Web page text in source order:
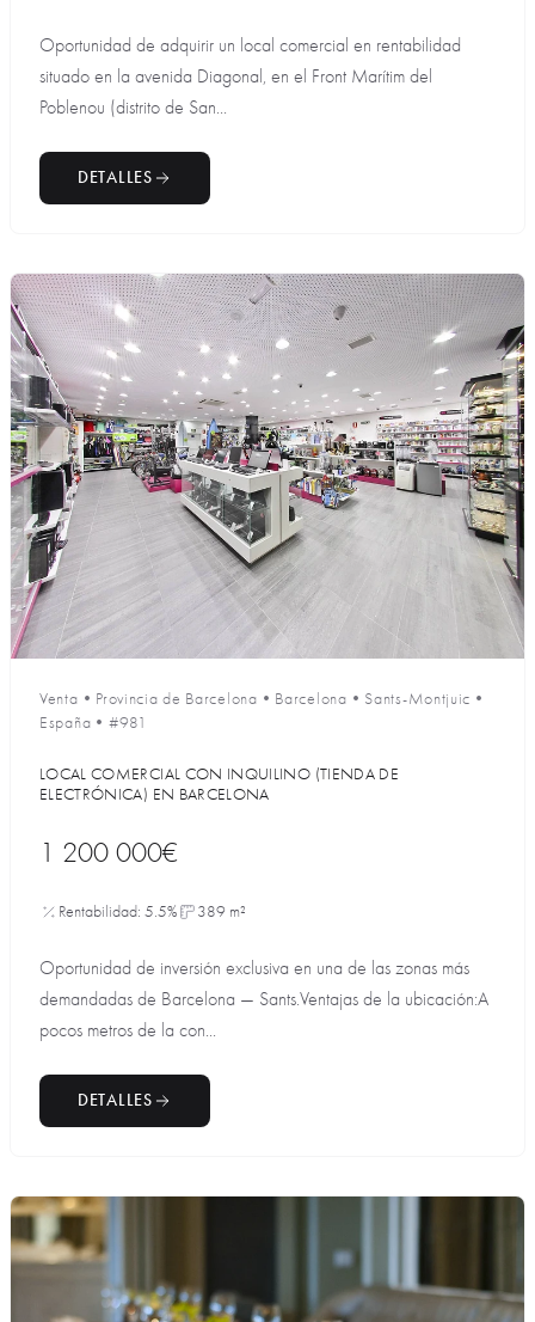
Oportunidad de adquirir un local comercial en rentabilidad
situado en la avenida Diagonal, en el Front Marítim del
Poblenou (distrito de San...
DETALLES
Venta • Provincia de Barcelona • Barcelona • Sants-Montjuic •
España • #981
LOCAL COMERCIAL CON INQUILINO (TIENDA DE
ELECTRÓNICA) EN BARCELONA
1 200 000€
Rentabilidad: 5.5% 389 m²
Oportunidad de inversión exclusiva en una de las zonas más
demandadas de Barcelona — Sants.Ventajas de la ubicación:A
pocos metros de la con...
DETALLES